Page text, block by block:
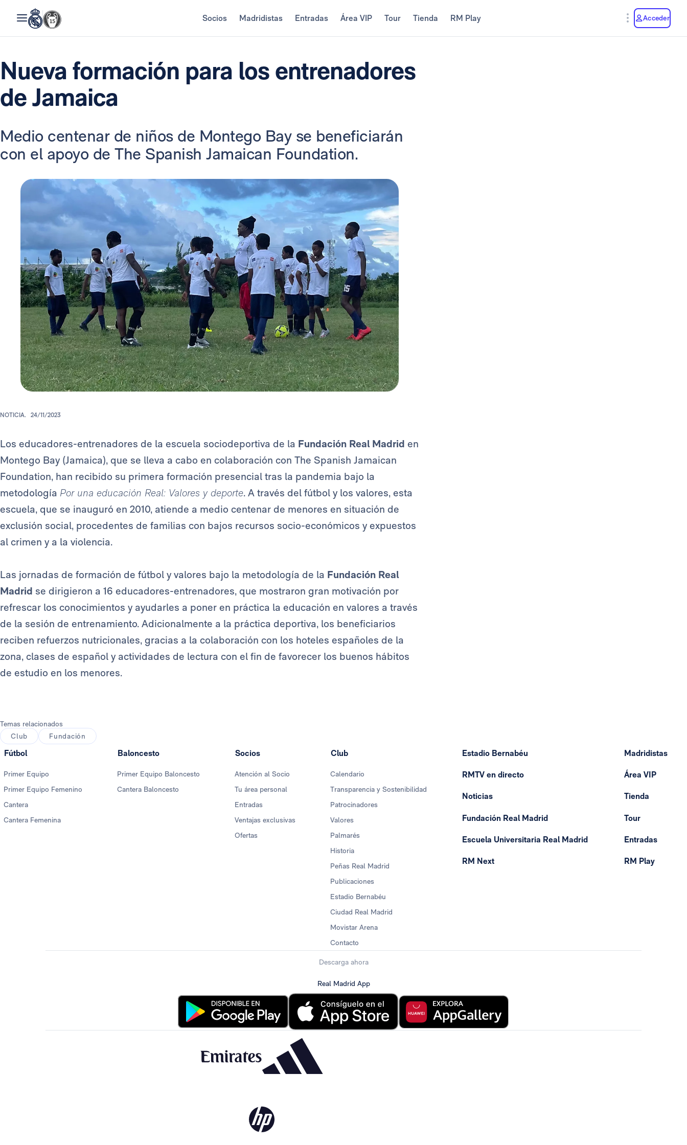
Socios Madridistas Entradas Área VIP Tour Tienda RM Play Acceder
Nueva formación para los entrenadores
de Jamaica
Medio centenar de niños de Montego Bay se beneficiarán
con el apoyo de The Spanish Jamaican Foundation.
NOTICIA. 24/11/2023
Los educadores-entrenadores de la escuela sociodeportiva de la Fundación Real Madrid en
Montego Bay (Jamaica), que se lleva a cabo en colaboración con The Spanish Jamaican
Foundation, han recibido su primera formación presencial tras la pandemia bajo la
metodología Por una educación Real: Valores y deporte. A través del fútbol y los valores, esta
escuela, que se inauguró en 2010, atiende a medio centenar de menores en situación de
exclusión social, procedentes de familias con bajos recursos socio-económicos y expuestos
al crimen y a la violencia.
Las jornadas de formación de fútbol y valores bajo la metodología de la Fundación Real
Madrid se dirigieron a 16 educadores-entrenadores, que mostraron gran motivación por
refrescar los conocimientos y ayudarles a poner en práctica la educación en valores a través
de la sesión de entrenamiento. Adicionalmente a la práctica deportiva, los beneficiarios
reciben refuerzos nutricionales, gracias a la colaboración con los hoteles españoles de la
zona, clases de español y actividades de lectura con el fin de favorecer los buenos hábitos
de estudio en los menores.
Temas relacionados
Club
Fundación
Fútbol
Primer Equipo
Primer Equipo Femenino
Cantera
Cantera Femenina
Baloncesto
Primer Equipo Baloncesto
Cantera Baloncesto
Socios
Atención al Socio
Tu área personal
Entradas
Ventajas exclusivas
Ofertas
Club
Calendario
Transparencia y Sostenibilidad
Patrocinadores
Valores
Palmarés
Historia
Peñas Real Madrid
Publicaciones
Estadio Bernabéu
Ciudad Real Madrid
Movistar Arena
Contacto
Estadio Bernabéu
RMTV en directo
Noticias
Fundación Real Madrid
Escuela Universitaria Real Madrid
RM Next
Madridistas
Área VIP
Tienda
Tour
Entradas
RM Play
Descarga ahora
Real Madrid App